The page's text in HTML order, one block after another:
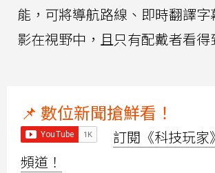
能，可將導航路線、即時翻譯字
影在視野中，且只有配戴者看得
📌 數位新聞搶鮮看！
訂閱《科技玩家
頻道！